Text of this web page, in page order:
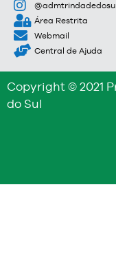
@admtrindadedosul
Área Restrita
Webmail
Central de Ajuda
Copyright © 2021
do Sul